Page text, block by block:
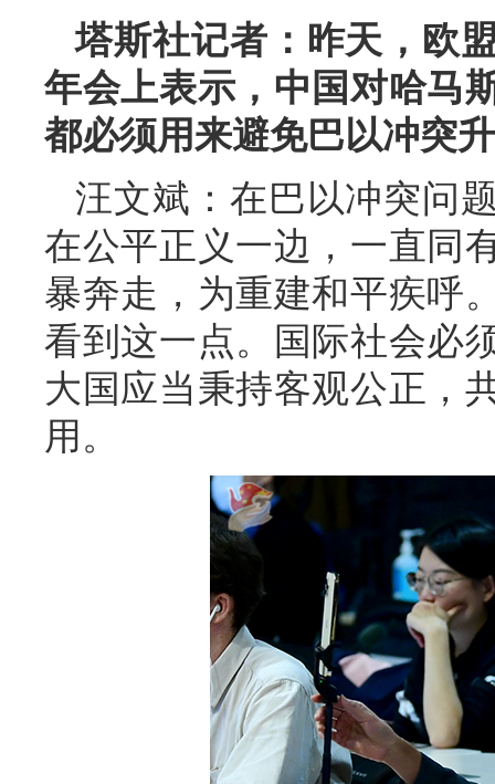
塔斯社记者：昨天，欧
年会上表示，中国对哈马
都必须用来避免巴以冲突
汪文斌： 在巴以冲突问
在公平正义一边，一直同
暴奔走，为重建和平疾呼
看到这一点。国际社会必
大国应当秉持客观公正，
用。